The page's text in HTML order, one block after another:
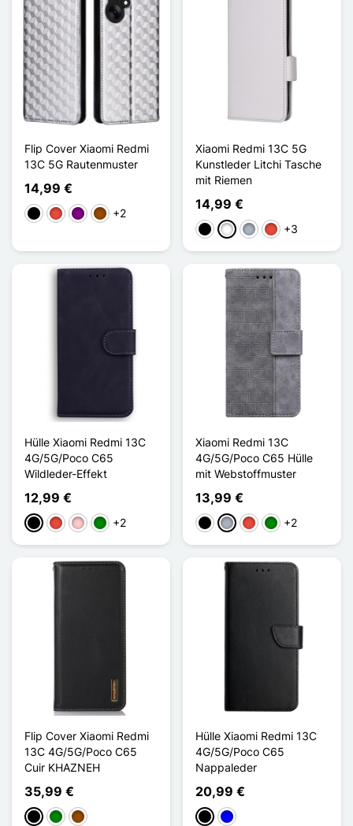
Flip Cover Xiaomi Redmi
13C 5G Rautenmuster
14,99 €
Schwarz
Rot ViolettBraun
+2
Xiaomi Redmi 13C 5G
Kunstleder Litchi Tasche
mit Riemen
14,99 €
Schwarz
WeißGrauRot +3
Hülle Xiaomi Redmi 13C
4G/5G/Poco C65
Wildleder-Effekt
12,99 €
Schwarz
Rot PinkGrün+2
Xiaomi Redmi 13C
4G/5G/Poco C65 Hülle
mit Webstoffmuster
13,99 €
Schwarz
GrauRot Grün+2
Flip Cover Xiaomi Redmi
13C 4G/5G/Poco C65
Cuir KHAZNEH
35,99 €
Schwarz
GrünBraun
Hülle Xiaomi Redmi 13C
4G/5G/Poco C65
Nappaleder
20,99 €
Schwarz
Blau